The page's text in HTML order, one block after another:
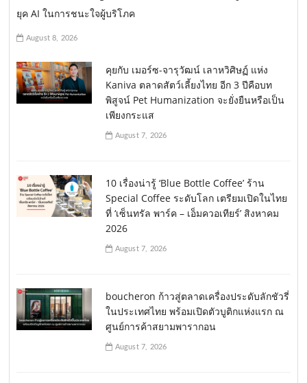
ยุค AI ในการชนะใจผู้บริโภค
August 8, 2026
คุยกับ เมอร์ซ-จารุวัฒน์ เลาหวิศิษฏ์ แห่ง
Kaniva ตลาดสัตว์เลี้ยงไทย อีก 3 ปีคือบท
พิสูจน์ Pet Humanization จะยั่งยืนหรือเป็น
เพียงกระแส
August 7, 2026
10 เรื่องน่ารู้ ‘Blue Bottle Coffee’ ร้าน
Special Coffee ระดับโลก เตรียมเปิดในไทย
ที่ ‘เซ็นทรัล พาร์ค – เอ็มควอเทียร์’ สิงหาคม
2026
August 7, 2026
boucheron ก้าวสู่ตลาดเครื่องประดับลักชัวรี่
ในประเทศไทย พร้อมเปิดตัวบูติกแห่งแรก ณ
ศูนย์การค้าสยามพารากอน
August 7, 2026